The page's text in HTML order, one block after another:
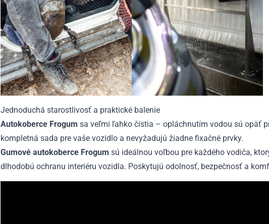
Jednoduchá starostlivosť a praktické balenie
Autokoberce Frogum sa veľmi ľahko čistia – opláchnutím vodou sú opäť
kompletná sada pre vaše vozidlo a nevyžadujú žiadne fixačné prvky.
Gumové autokoberce Frogum sú ideálnou voľbou pre každého vodiča,
dlhodobú ochranu interiéru vozidla. Poskytujú odolnosť, bezpečnosť a